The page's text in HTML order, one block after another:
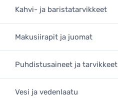
Kahvi- ja baristatarvikkeet
Makusiirapit ja juomat
Puhdistusaineet ja tarvikkeet
Vesi ja vedenlaatu